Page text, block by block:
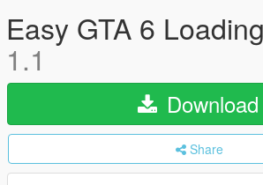
Easy GTA 6
1.1
Download
Share